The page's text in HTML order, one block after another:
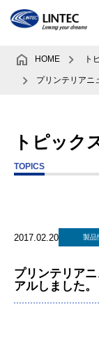
HOME ト
プリンテリアニ
トピック
TOPICS
2017.02.20 製品
プリンテリア
アルしました。